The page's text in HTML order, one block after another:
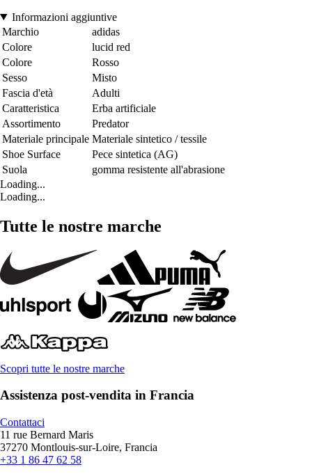
Informazioni aggiuntive
Marchio
adidas
Colore
lucid red
Colore
Rosso
Sesso
Misto
Fascia d'età
Adulti
Caratteristica
Erba artificiale
Assortimento
Predator
Materiale principale Materiale sintetico / tessile
Shoe Surface
Pece sintetica (AG)
Suola
gomma resistente all'abrasione
Loading...
Loading...
Tutte le nostre marche
Scopri tutte le nostre marche
Assistenza post-vendita in Francia
Contattaci
11 rue Bernard Maris
37270 Montlouis-sur-Loire, Francia
+33 1 86 47 62 58